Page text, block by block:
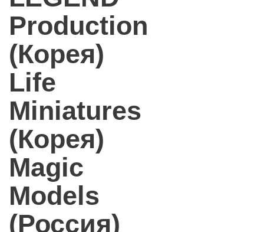
Production
(Корея)
Life
Miniatures
(Корея)
Magic
Models
(Россия)